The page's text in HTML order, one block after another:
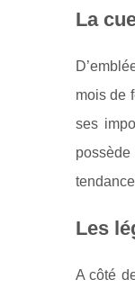
La
mois de
ses
possède
Les
A côté